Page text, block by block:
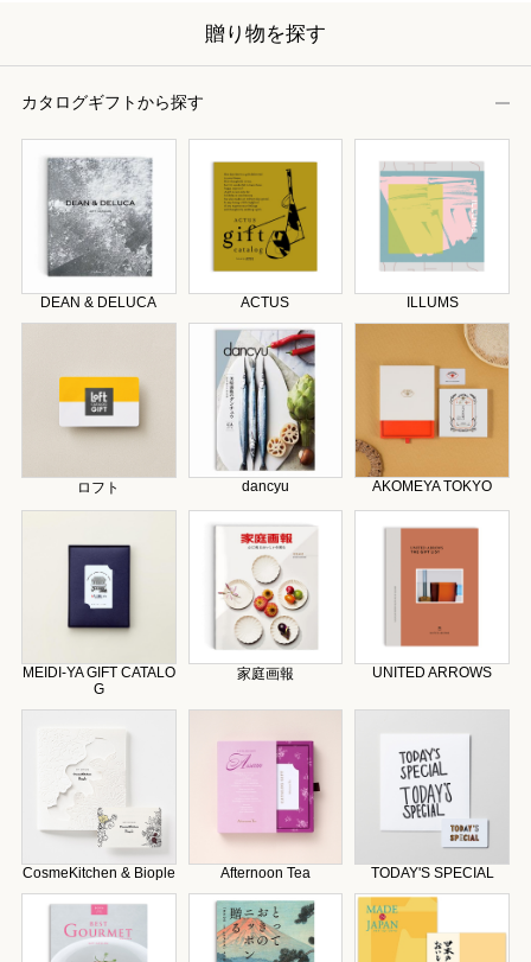
贈り物を探す
カタログギフトから探す
DEAN & DELUCA ACTUS ILLUMS
ロフト dancyu AKOMEYA TOKYO
MEIDI-YA GIFT CATALO
G
家庭画報 UNITED ARROWS
CosmeKitchen & Biople Afternoon Tea TODAY'S SPECIAL